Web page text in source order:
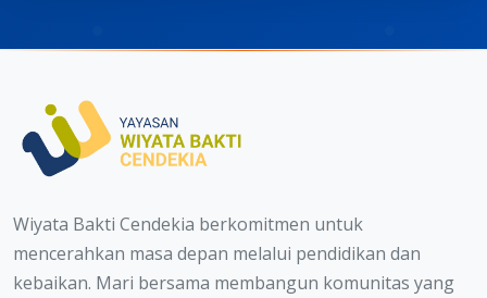
Wiyata Bakti Cendekia berkomitmen untuk
mencerahkan masa depan melalui pendidikan dan
kebaikan. Mari bersama membangun komunitas yang